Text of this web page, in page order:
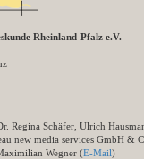
Rheinland-Pfalz e.V.
Regina Schäfer, Ulrich
new media services GmbH &
Wegner (E-Mail)